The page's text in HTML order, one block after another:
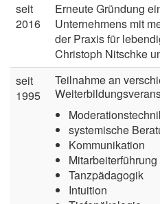
seit
2016
Erneute Gründung
Unternehmens mit
der Praxis für
Christoph Nitschke
seit
1995
Teilnahme an
systemische
Kommunikation
Mitarbeiterführung
Tanzpädagogik
Intuition